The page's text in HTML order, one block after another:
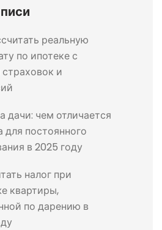
реальную
по ипотеке с
и
дачи: чем отличается
для постоянного
в 2025 году
налог при
квартиры,
по дарению в